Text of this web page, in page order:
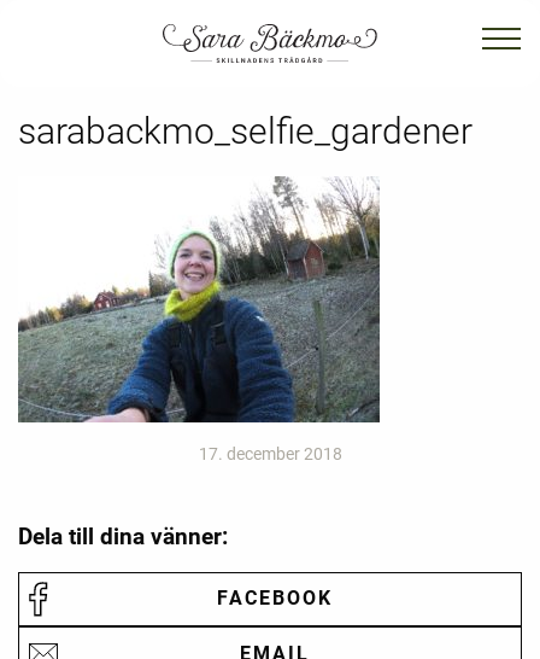
sarabackmo_selfie_gardener
17. december 2018
Dela till dina vänner:
FACEBOOK
EMAIL